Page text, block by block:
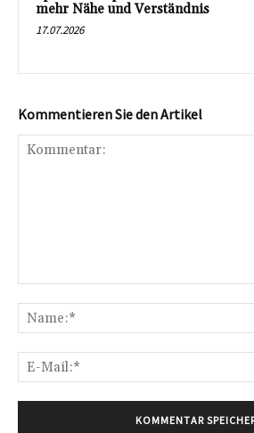
mehr Nähe und Verständnis
17.07.2026
Kommentieren Sie den Artikel